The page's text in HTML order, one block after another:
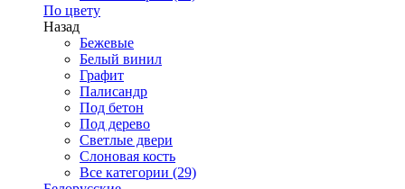
По цвету
Назад
Бежевые
Белый винил
Графит
Палисандр
Под бетон
Под дерево
Светлые двери
Слоновая кость
Все категории (29)